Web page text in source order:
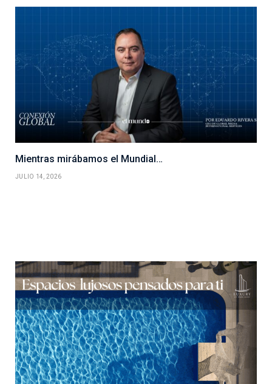
Mientras mirábamos el Mundial…
JULIO 14, 2026